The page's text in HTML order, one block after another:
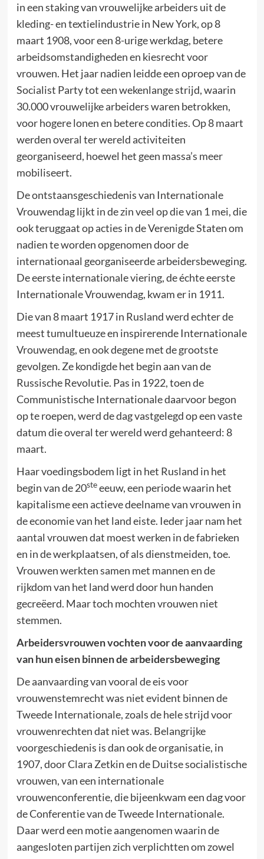
in een staking van vrouwelijke arbeiders uit de
kleding- en textielindustrie in New York, op 8
maart 1908, voor een 8-urige werkdag, betere
arbeidsomstandigheden en kiesrecht voor
vrouwen. Het jaar nadien leidde een oproep van de
Socialist Party tot een wekenlange strijd, waarin
30.000 vrouwelijke arbeiders waren betrokken,
voor hogere lonen en betere condities. Op 8 maart
werden overal ter wereld activiteiten
georganiseerd, hoewel het geen massa’s meer
mobiliseert.
De ontstaansgeschiedenis van Internationale
Vrouwendag lijkt in de zin veel op die van 1 mei, die
ook teruggaat op acties in de Verenigde Staten om
nadien te worden opgenomen door de
internationaal georganiseerde arbeidersbeweging.
De eerste internationale viering, de échte eerste
Internationale Vrouwendag, kwam er in 1911.
Die van 8 maart 1917 in Rusland werd echter de
meest tumultueuze en inspirerende Internationale
Vrouwendag, en ook degene met de grootste
gevolgen. Ze kondigde het begin aan van de
Russische Revolutie. Pas in 1922, toen de
Communistische Internationale daarvoor begon
op te roepen, werd de dag vastgelegd op een vaste
datum die overal ter wereld werd gehanteerd: 8
maart.
Haar voedingsbodem ligt in het Rusland in het
begin van de 20steeeuw, een periode waarin het
kapitalisme een actieve deelname van vrouwen in
de economie van het land eiste. Ieder jaar nam het
aantal vrouwen dat moest werken in de fabrieken
en in de werkplaatsen, of als dienstmeiden, toe.
Vrouwen werkten samen met mannen en de
rijkdom van het land werd door hun handen
gecreëerd. Maar toch mochten vrouwen niet
stemmen.
Arbeidersvrouwen vochten voor de aanvaarding
van hun eisen binnen de arbeidersbeweging
De aanvaarding van vooral de eis voor
vrouwenstemrecht was niet evident binnen de
Tweede Internationale, zoals de hele strijd voor
vrouwenrechten dat niet was. Belangrijke
voorgeschiedenis is dan ook de organisatie, in
1907, door Clara Zetkin en de Duitse socialistische
vrouwen, van een internationale
vrouwenconferentie, die bijeenkwam een dag voor
de Conferentie van de Tweede Internationale.
Daar werd een motie aangenomen waarin de
aangesloten partijen zich verplichtten om zowel